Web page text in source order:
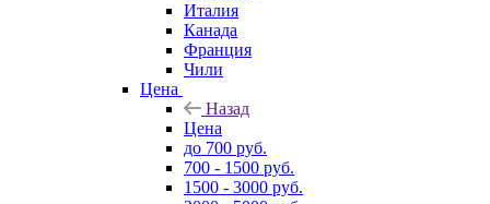
Италия
Канада
Франция
Чили
Цена
Назад
Цена
до 700 руб.
700 - 1500 руб.
1500 - 3000 руб.